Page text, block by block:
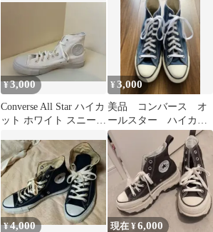
¥3,000
Converse All Star ハイカ
ット ホワイト スニーカ
¥3,000
美品 コンバース オ
ールスター ハイカッ
ト ネイビー 25.5cm
¥4,000 現在 ¥6,000